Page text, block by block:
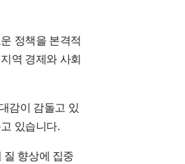
정책을 본격적
역 경제와 사회
감이 감돌고 있
있습니다.
향상에 집중